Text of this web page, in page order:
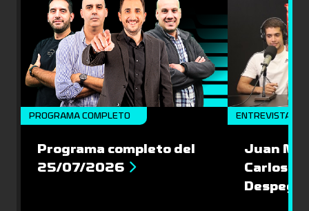
PROGRAMA COMPLETO
Programa completo del
25/07/2026
ENTREVISTAS
Juan
Carlos